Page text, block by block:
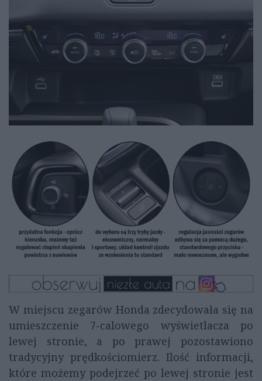
W miejscu zegarów Honda zdecydowała się na
umieszczenie 7-calowego wyświetlacza po
lewej stronie, a po prawej pozostawiono
tradycyjny prędkościomierz. Ilość informacji,
które możemy podejrzeć po lewej stronie jest